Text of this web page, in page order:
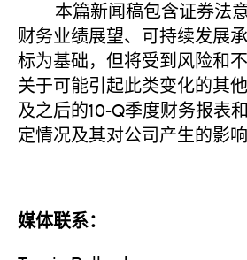
本篇新闻稿包含证券法意
财务业绩展望、可持续发展
标为基础，但将受到风险和
关于可能引起此类变化的其
及之后的10-Q季度财务报表
定情况及其对公司产生的影
媒体